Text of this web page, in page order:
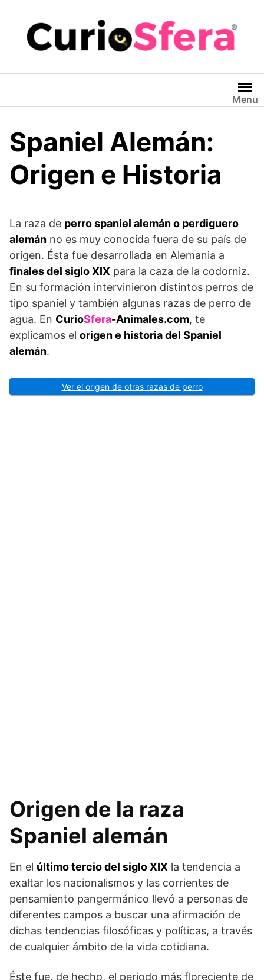
contenido
Menu
Spaniel Alemán:
Origen e Historia
La raza de perro spaniel alemán o perdiguero
alemán no es muy conocida fuera de su país de
origen. Ésta fue desarrollada en Alemania a
finales del siglo XIX para la caza de la codorniz.
En su formación intervinieron distintos perros de
tipo spaniel y también algunas razas de perro de
agua. En CurioSfera-Animales.com, te
explicamos el origen e historia del Spaniel
alemán.
Ver el origen de otras razas de perro
Origen de la raza
Spaniel alemán
En el último tercio del siglo XIX la tendencia a
exaltar los nacionalismos y las corrientes de
pensamiento pangermánico llevó a personas de
diferentes campos a buscar una afirmación de
dichas tendencias filosóficas y políticas, a través
de cualquier ámbito de la vida cotidiana.
Éste fue, de hecho, el periodo más floreciente de